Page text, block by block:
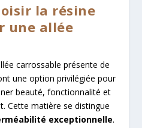
la résine
une allée
carrossable présente de
une option privilégiée pour
beauté, fonctionnalité et
Cette matière se distingue
exceptionnelle.